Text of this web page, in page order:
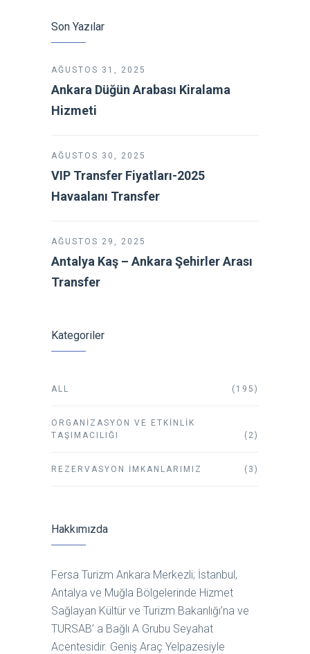
Son Yazılar
AĞUSTOS 31, 2025
Ankara Düğün Arabası Kiralama
Hizmeti
AĞUSTOS 30, 2025
VIP Transfer Fiyatları-2025
Havaalanı Transfer
AĞUSTOS 29, 2025
Antalya Kaş – Ankara Şehirler Arası
Transfer
Kategoriler
ALL (195)
ORGANIZASYON VE ETKINLIK
TAŞIMACILIĞI
(2)
REZERVASYON İMKANLARIMIZ (3)
Hakkımızda
Fersa Turizm Ankara Merkezli; İstanbul,
Antalya ve Muğla Bölgelerinde Hizmet
Sağlayan Kültür ve Turizm Bakanlığı’na ve
TURSAB’ a Bağlı A Grubu Seyahat
Acentesidir. Geniş Araç Yelpazesiyle